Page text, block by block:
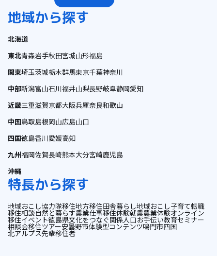
地域から探す
北海道
東北青森岩手秋田宮城山形福島
関東埼玉茨城栃木群馬東京千葉神奈川
中部新潟富山石川福井山梨長野岐阜静岡愛知
近畿三重滋賀京都大阪兵庫奈良和歌山
中国鳥取島根岡山広島山口
四国徳島香川愛媛高知
九州福岡佐賀長崎熊本大分宮崎鹿児島
沖縄
特長から探す
地域おこし協力隊移住地方移住田舎暮らし地域おこし子育て転職
移住相談自然と暮らす農業仕事移住体験就農農業体験オンライン
移住イベント徳島県文化をつなぐ関係人口お手伝い教育セミナー
相談会移住ツアー安曇野市体験型コンテンツ鳴門市四国
北アルプス先輩移住者